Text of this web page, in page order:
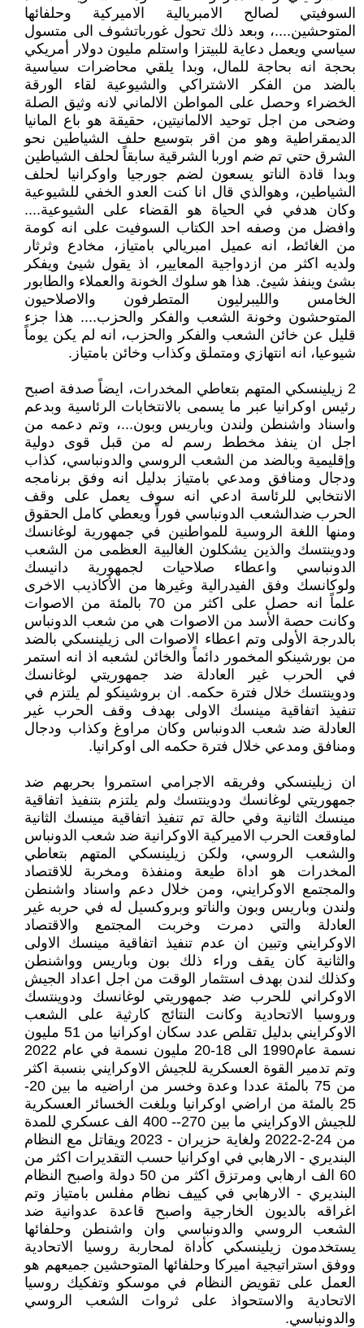
السوفيتي لصالح الامبريالية الاميركية وحلفائها
المتوحشين....، وبعد ذلك تحول غورباتشوف الى متسول
سياسي ويعمل دعاية للبيتزا واستلم مليون دولار أمريكي
بحجة انه بحاجة للمال، وبدا يلقي محاضرات سياسية
بالضد من الفكر الاشتراكي والشيوعية لقاء الورقة
الخضراء وحصل على المواطن الالماني لانه وثيق الصلة
وضحى من اجل توحيد الالمانيتين، حقيقة هو باع المانيا
الديمقراطية وهو من اقر بتوسيع حلف الشياطين نحو
الشرق حتي تم ضم اوربا الشرقية سابقاً لحلف الشياطين
وبدا قادة الناتو يسعون لضم جورجيا واوكرانيا لحلف
الشياطين، وهوالذي قال انا كنت العدو الخفي للشيوعية
وكان هدفي في الحياة هو القضاء على الشيوعية....
وافضل من وصفه احد الكتاب السوفيت على انه كومة
من الغائط، انه عميل امبريالي بامتياز، مخادع وثرثار
ولديه اكثر من ازدواجية المعايير، اذ يقول شيئ ويفكر
بشئ وينفذ شيئ. هذا هو سلوك الخونة والعملاء والطابور
الخامس والليبرليون المتطرفون والاصلاحيون
المتوحشون وخونة الشعب والفكر والحزب.... هذا جزء
قليل عن خائن الشعب والفكر والحزب، انه لم يكن يوماً
شيوعيا، انه انتهازي ومتملق وكذاب وخائن بامتياز.
2 زيلينسكي المتهم بتعاطي المخدرات، ايضاً صدفة اصبح
رئيس اوكرانيا عبر ما يسمى بالانتخابات الرئاسية وبدعم
واسناد واشنطن ولندن وباريس وبون...، وتم دعمه من
اجل ان ينفذ مخطط رسم له من قبل قوى دولية
وإقليمية وبالضد من الشعب الروسي والدونباسي، كذاب
ودجال ومنافق ومدعي بامتياز بدليل انه وفق برنامجه
الانتخابي للرئاسة ادعي انه سوف يعمل على وقف
الحرب ضدالشعب الدونباسي فوراً ويعطي كامل الحقوق
ومنها اللغة الروسية للمواطنين في جمهورية لوغانسك
ودوينتسك والذين يشكلون الغالبية العظمى من الشعب
الدونباسي واعطاء صلاحيات لجمهورية دانيسك
ولوكانسك وفق الفيدرالية وغيرها من الأكاذيب الاخرى
علماً انه حصل على اكثر من 70 بالمئة من الاصوات
وكانت حصة الأسد من الاصوات هي من شعب الدونباس
بالدرجة الأولى وتم اعطاء الاصوات الى زيلينسكي بالضد
من بورشينكو المخمور دائماً والخائن لشعبه اذ انه استمر
في الحرب غير العادلة ضد جمهوريتي لوغانسك
ودوينتسك خلال فترة حكمه. ان بروشينكو لم يلتزم في
تنفيذ اتفاقية مينسك الاولى بهدف وقف الحرب غير
العادلة ضد شعب الدونباس وكان مراوغ وكذاب ودجال
ومنافق ومدعي خلال فترة حكمه الى اوكرانيا.
ان زيلينسكي وفريقه الاجرامي استمروا بحربهم ضد
جمهوريتي لوغانسك ودوينتسك ولم يلتزم بتنفيذ اتفاقية
مينسك الثانية وفي حالة تم تنفيذ اتفاقية مينسك الثانية
لماوقعت الحرب الاميركية الاوكرانية ضد شعب الدونباس
والشعب الروسي، ولكن زيلينسكي المتهم بتعاطي
المخدرات هو اداة طيعة ومنفذة ومخربة للاقتصاد
والمجتمع الاوكرايني، ومن خلال دعم واسناد واشنطن
ولندن وباريس وبون والناتو وبروكسيل له في حربه غير
العادلة والتي دمرت وخربت المجتمع والاقتصاد
الاوكرايني وتبين ان عدم تنفيذ اتفاقية مينسك الاولى
والثانية كان يقف وراء ذلك بون وباريس وواشنطن
وكذلك لندن بهدف استثمار الوقت من اجل اعداد الجيش
الاوكراني للحرب ضد جمهوريتي لوغانسك ودوينتسك
وروسيا الاتحادية وكانت النتائج كارثية على الشعب
الاوكرايني بدليل تقلص عدد سكان اوكرانيا من 51 مليون
نسمة عام1990 الى 18-20 مليون نسمة في عام 2022
وتم تدمير القوة العسكرية للجيش الاوكرايني بنسبة اكثر
من 75 بالمئة عددا وعدة وخسر من اراضيه ما بين 20-
25 بالمئة من اراضي اوكرانيا وبلغت الخسائر العسكرية
للجيش الاوكرايني ما بين 270-- 400 الف عسكري للمدة
من 24-2-2022 ولغاية حزيران - 2023 ويقاتل مع النظام
البنديري - الارهابي في اوكرانيا حسب التقديرات اكثر من
60 الف ارهابي ومرتزق اكثر من 50 دولة واصبح النظام
البنديري - الارهابي في كييف نظام مفلس بامتياز وتم
اغراقه بالديون الخارجية واصبح قاعدة عدوانية ضد
الشعب الروسي والدونباسي وان واشنطن وحلفائها
يستخدمون زيلينسكي كأداة لمحاربة روسيا الاتحادية
ووفق استراتيجية اميركا وحلفائها المتوحشين جميعهم هو
العمل على تقويض النظام في موسكو وتفكيك روسيا
الاتحادية والاستحواذ على ثروات الشعب الروسي
والدونباسي.